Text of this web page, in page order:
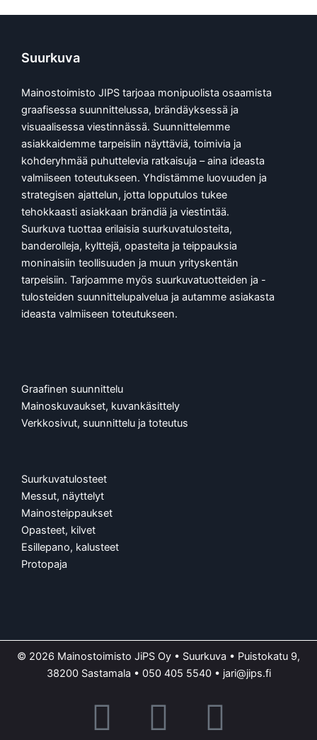
Suurkuva
Mainostoimisto JIPS tarjoaa monipuolista osaamista
graafisessa suunnittelussa, brändäyksessä ja
visuaalisessa viestinnässä. Suunnittelemme
asiakkaidemme tarpeisiin näyttäviä, toimivia ja
kohderyhmää puhuttelevia ratkaisuja – aina ideasta
valmiiseen toteutukseen. Yhdistämme luovuuden ja
strategisen ajattelun, jotta lopputulos tukee
tehokkaasti asiakkaan brändiä ja viestintää.
Suurkuva tuottaa erilaisia suurkuvatulosteita,
banderolleja, kylttejä, opasteita ja teippauksia
moninaisiin teollisuuden ja muun yrityskentän
tarpeisiin. Tarjoamme myös suurkuvatuotteiden ja -
tulosteiden suunnittelupalvelua ja autamme asiakasta
ideasta valmiiseen toteutukseen.
Graafinen suunnittelu
Mainoskuvaukset, kuvankäsittely
Verkkosivut, suunnittelu ja toteutus
Suurkuvatulosteet
Messut, näyttelyt
Mainosteippaukset
Opasteet, kilvet
Esillepano, kalusteet
Protopaja
© 2026 Mainostoimisto JiPS Oy • Suurkuva • Puistokatu 9,
38200 Sastamala • 050 405 5540• jari@jips.fi
F
Y
I